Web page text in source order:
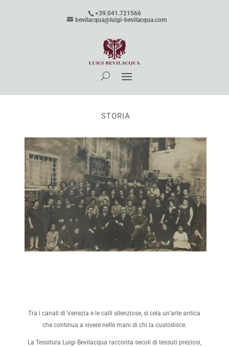
+39.041.721566
bevilacqua@luigi-bevilacqua.com
STORIA
Tra i canali di Venezia e le calli silenziose, si cela un’arte antica
che continua a vivere nelle mani di chi la custodisce.
La Tessitura Luigi Bevilacqua racconta secoli di tessuti preziosi,